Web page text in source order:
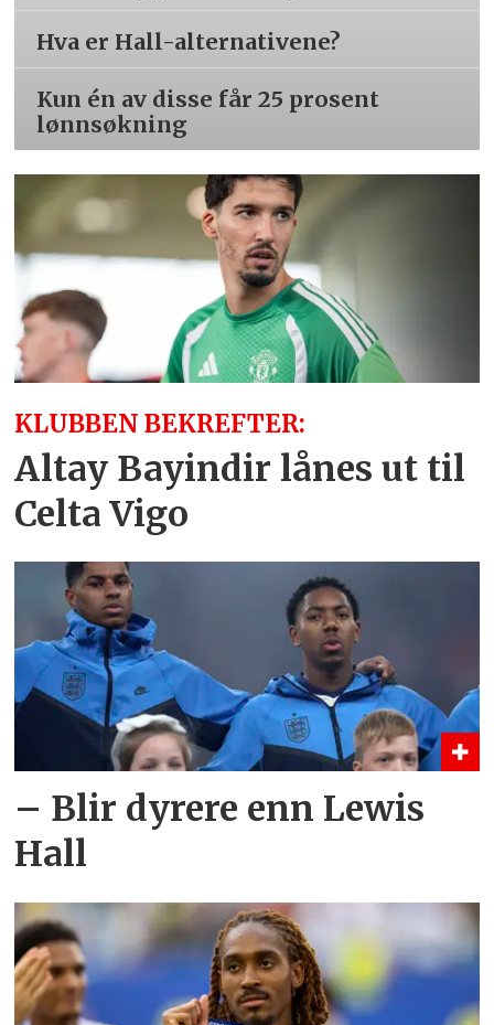
Hva er Hall-alternativene?
Kun én av disse får 25 prosent
lønnsøkning
KLUBBEN BEKREFTER:
Altay Bayindir lånes ut til
Celta Vigo
– Blir dyrere enn Lewis
Hall